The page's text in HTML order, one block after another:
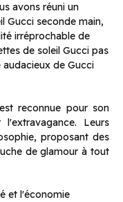
avons réuni un
Gucci seconde main,
irréprochable de
de soleil Gucci pas
de Gucci
reconnue pour son
Leurs
proposant des
de glamour à tout
et l'économie